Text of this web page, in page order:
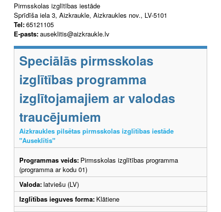
Pirmsskolas izglītības iestāde
Sprīdīša iela 3, Aizkraukle, Aizkraukles nov., LV-5101
Tel:65121105
E-pasts:auseklitis@aizkraukle.lv
Speciālās pirmsskolas
izglītības programma
izglītojamajiem ar valodas
traucējumiem
Aizkraukles pilsētas pirmsskolas izglītības iestāde
"Auseklītis"
Programmas veids: Pirmsskolas izglītības programma
(programma ar kodu 01)
Valoda:latviešu (LV)
Izglītības ieguves forma: Klātiene